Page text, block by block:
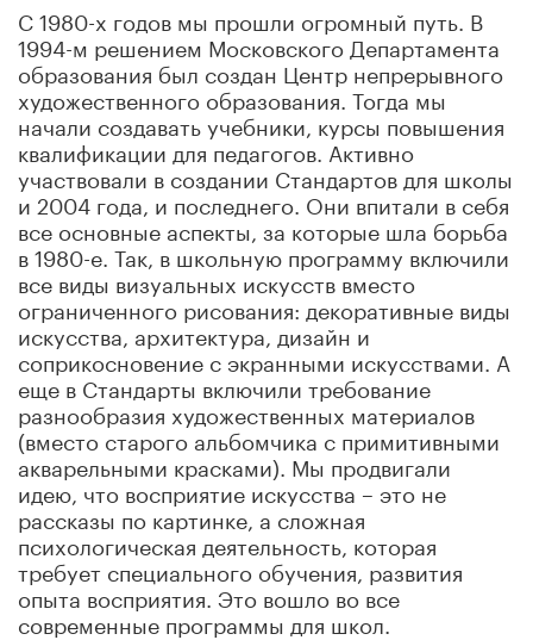
С 1980-х годов мы прошли огромный путь. В
1994-м решением Московского Департамента
образования был создан Центр непрерывного
художественного образования. Тогда мы
начали создавать учебники, курсы повышения
квалификации для педагогов. Активно
участвовали в создании Стандартов для школы
и 2004 года, и последнего. Они впитали в себя
все основные аспекты, за которые шла борьба
в 1980-е. Так, в школьную программу включили
все виды визуальных искусств вместо
ограниченного рисования: декоративные виды
искусства, архитектура, дизайн и
соприкосновение с экранными искусствами. А
еще в Стандарты включили требование
разнообразия художественных материалов
(вместо старого альбомчика с примитивными
акварельными красками). Мы продвигали
идею, что восприятие искусства – это не
рассказы по картинке, а сложная
психологическая деятельность, которая
требует специального обучения, развития
опыта восприятия. Это вошло во все
современные программы для школ.